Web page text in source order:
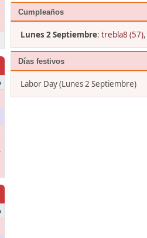
Cumpleaños
Lunes 2 Septiembre: trebla8 (57),
Días festivos
Labor Day (Lunes 2 Septiembre)